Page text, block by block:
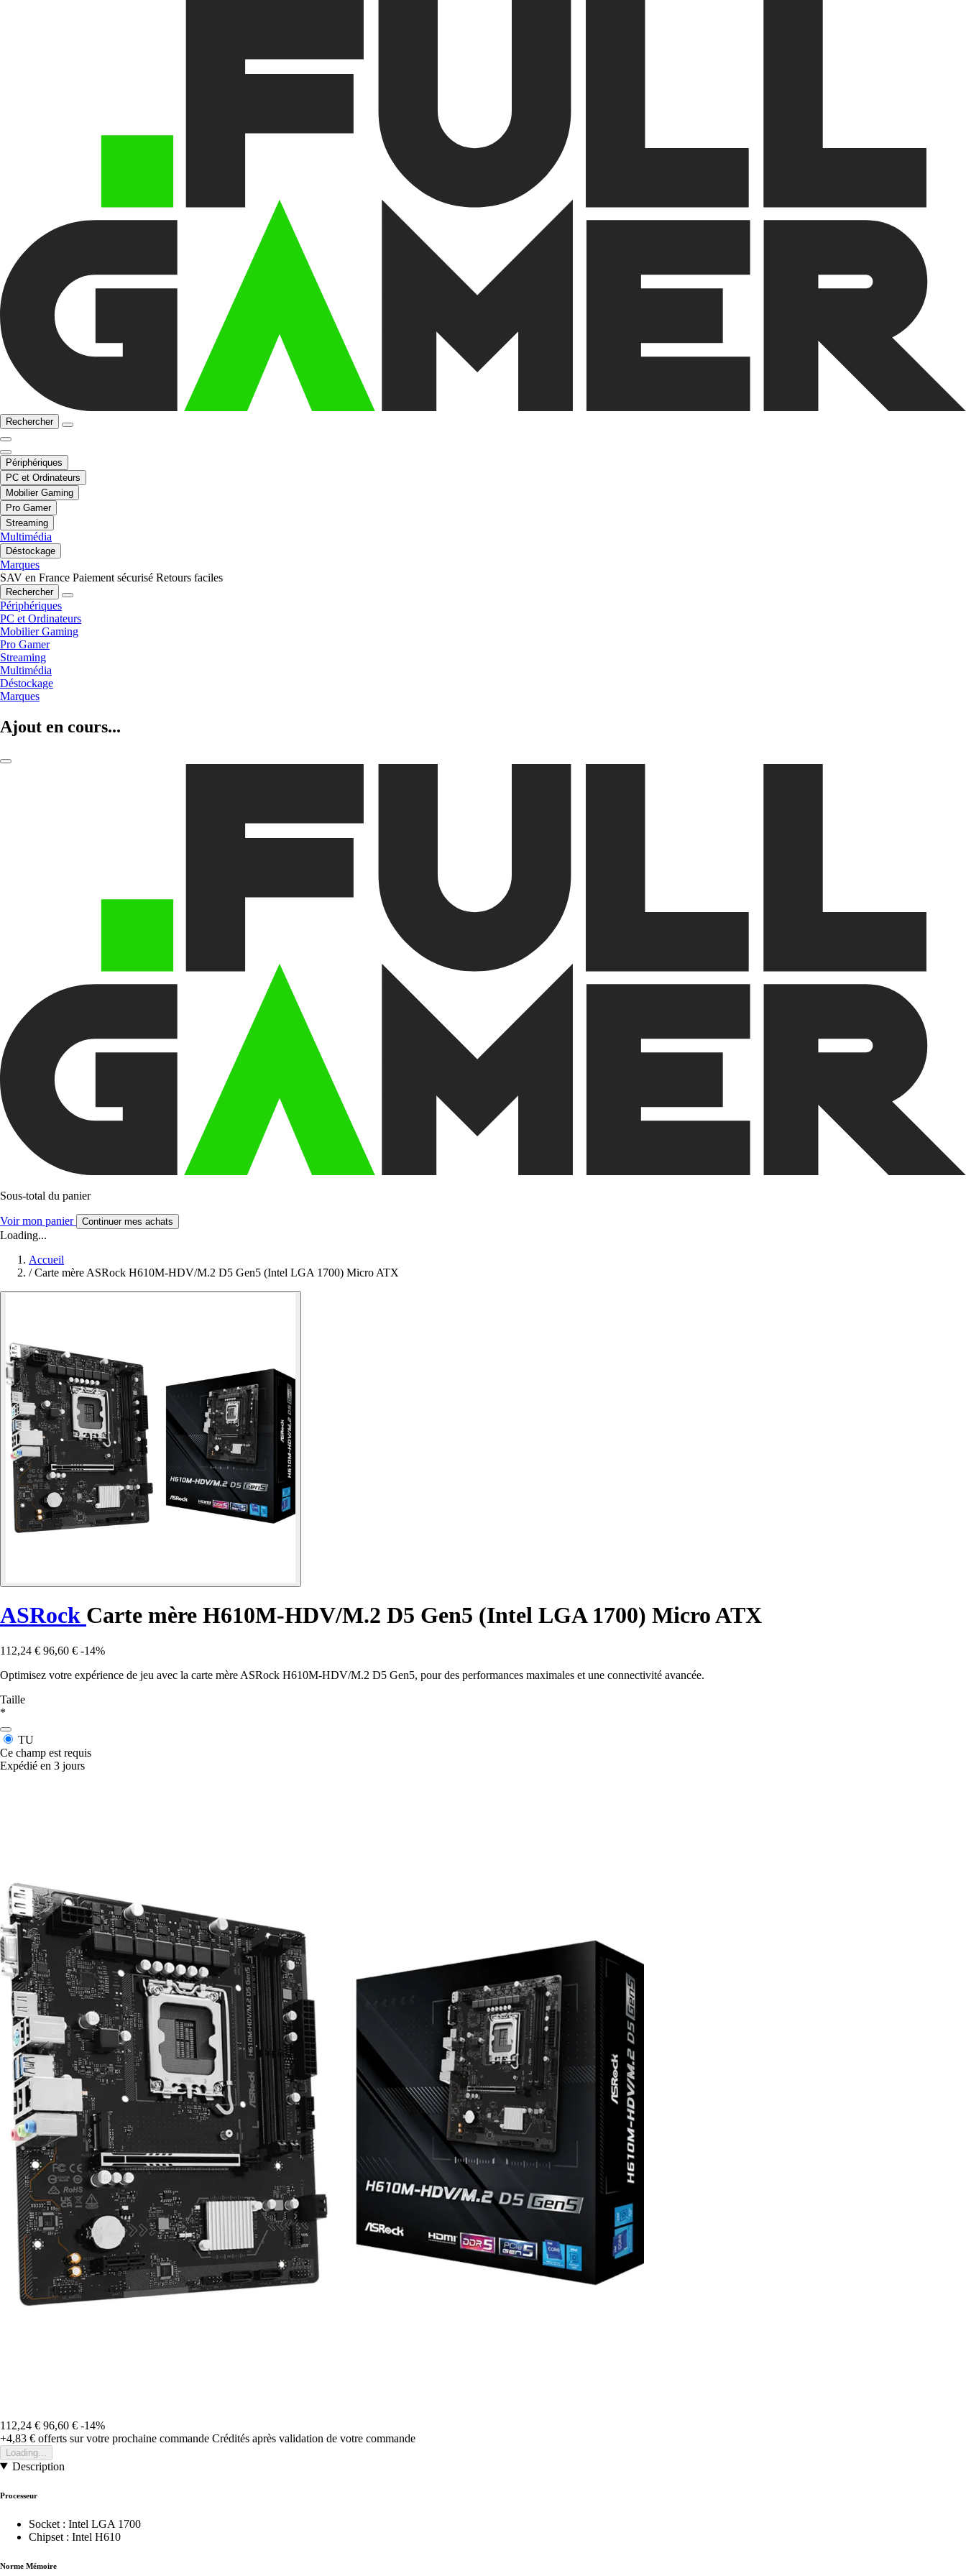
Rechercher
Périphériques
PC et Ordinateurs
Mobilier Gaming
Pro Gamer
Streaming
Multimédia
Déstockage
Marques
SAV en France Paiement sécurisé Retours faciles
Rechercher
Périphériques
PC et Ordinateurs
Mobilier Gaming
Pro Gamer
Streaming
Multimédia
Déstockage
Marques
Ajout en cours...
Sous-total du panier
Voir mon panier Continuer mes achats
Loading...
Accueil
/ Carte mère ASRock H610M-HDV/M.2 D5 Gen5 (Intel LGA 1700) Micro ATX
ASRock Carte mère H610M-HDV/M.2 D5 Gen5 (Intel LGA 1700) Micro ATX
112,24 € 96,60 € -14%
Optimisez votre expérience de jeu avec la carte mère ASRock H610M-HDV/M.2 D5 Gen5, pour des performances maximales et une connectivité avancée.
Taille
*
TU
Ce champ est requis
Expédié en 3 jours
112,24 € 96,60 € -14%
+4,83 € offerts sur votre prochaine commande Crédités après validation de votre commande
Loading...
Description
Processeur
Socket : Intel LGA 1700
Chipset : Intel H610
Norme Mémoire